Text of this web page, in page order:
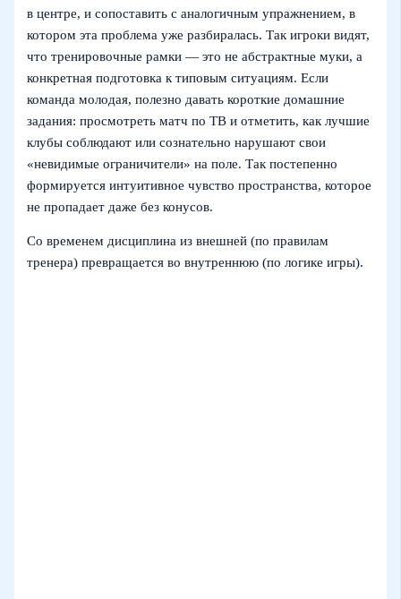
в центре, и сопоставить с аналогичным упражнением, в
котором эта проблема уже разбиралась. Так игроки видят,
что тренировочные рамки — это не абстрактные муки, а
конкретная подготовка к типовым ситуациям. Если
команда молодая, полезно давать короткие домашние
задания: просмотреть матч по ТВ и отметить, как лучшие
клубы соблюдают или сознательно нарушают свои
«невидимые ограничители» на поле. Так постепенно
формируется интуитивное чувство пространства, которое
не пропадает даже без конусов.
Со временем дисциплина из внешней (по правилам
тренера) превращается во внутреннюю (по логике игры).